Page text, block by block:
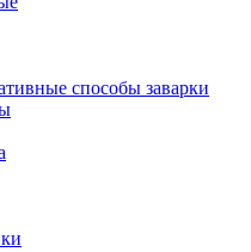
способы заварки